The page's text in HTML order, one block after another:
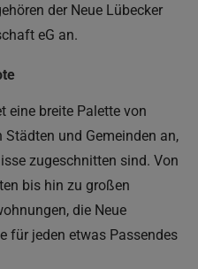
der Neue Lübecker
eG an.
e
eine breite Palette von
und Gemeinden an,
zugeschnitten sind. Von
bis hin zu großen
die Neue
für jeden etwas Passendes